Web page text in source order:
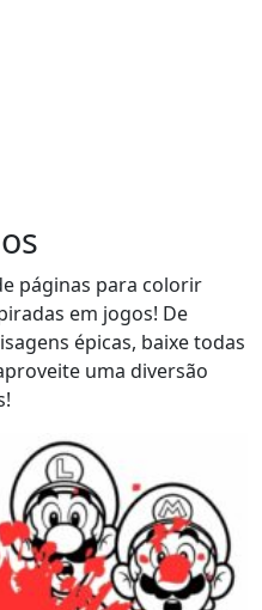
páginas para colorir
em jogos! De
épicas, baixe todas
uma diversão